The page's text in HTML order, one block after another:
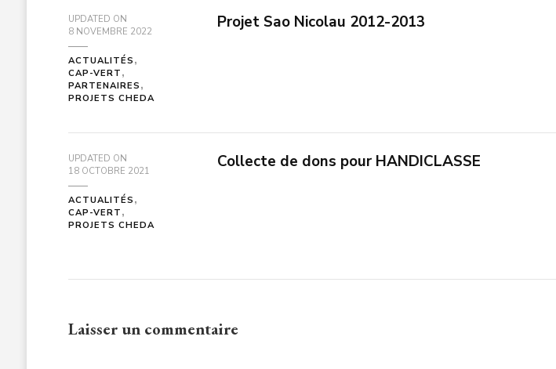
UPDATED ON
8 NOVEMBRE 2022
ACTUALITÉS
CAP-VERT
PARTENAIRES
PROJETS CHEDA
Projet Sao Nicolau 2012-2013
UPDATED ON
18 OCTOBRE 2021
ACTUALITÉS
CAP-VERT
PROJETS CHEDA
Collecte de dons pour HANDICLASSE
Laisser un commentaire